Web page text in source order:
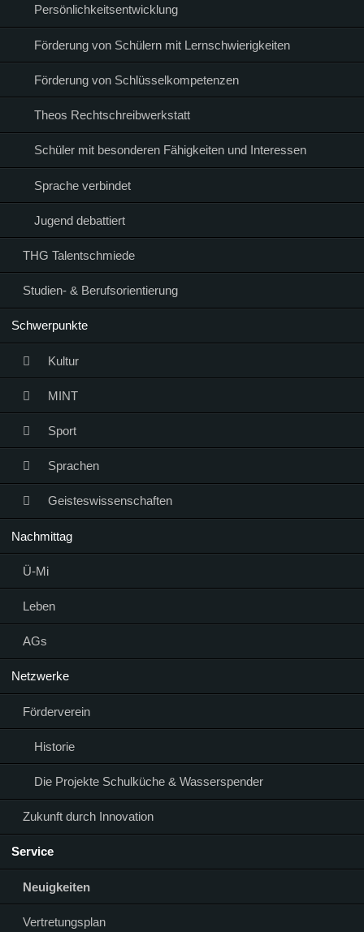
Persönlichkeitsentwicklung
Förderung von Schülern mit Lernschwierigkeiten
Förderung von Schlüsselkompetenzen
Theos Rechtschreibwerkstatt
Schüler mit besonderen Fähigkeiten und Interessen
Sprache verbindet
Jugend debattiert
THG Talentschmiede
Studien- & Berufsorientierung
Schwerpunkte
Kultur
MINT
Sport
Sprachen
Geisteswissenschaften
Nachmittag
Ü-Mi
Leben
AGs
Netzwerke
Förderverein
Historie
Die Projekte Schulküche & Wasserspender
Zukunft durch Innovation
Service
Neuigkeiten
Vertretungsplan